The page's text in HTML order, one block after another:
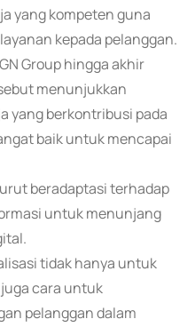
yang kompeten guna
kepada pelanggan.
Group hingga akhir
menunjukkan
yang berkontribusi pada
baik untuk mencapai
beradaptasi terhadap
untuk menunjang
tidak hanya untuk
cara untuk
pelanggan dalam